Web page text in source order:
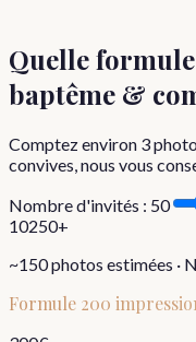
Quelle
baptême &
Comptez environ 3
convives, nous vous
Nombre d'invités : 50
10250+
~150photos estimées ·
Formule 200